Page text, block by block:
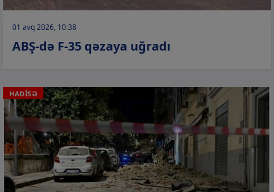
01 avq 2026, 10:38
ABŞ-də F-35 qəzaya uğradı
HADİSƏ